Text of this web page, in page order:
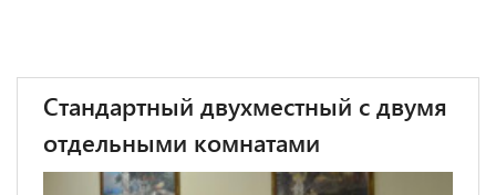
Стандартный двухместный с двумя
отдельными комнатами